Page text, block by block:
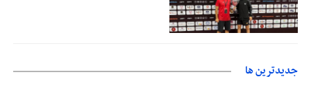
جديدترين ها